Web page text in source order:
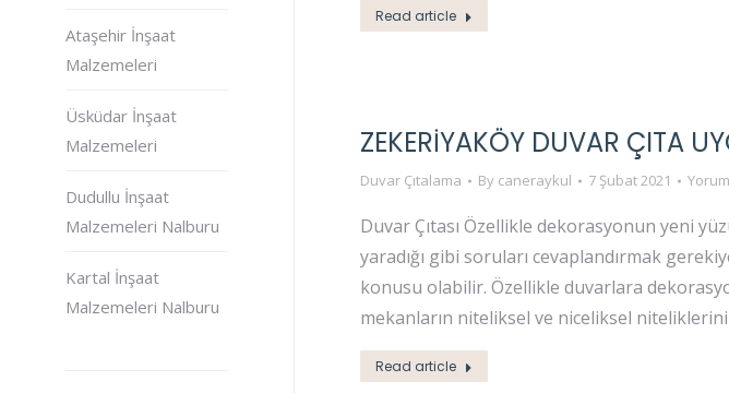
Read article
ZEKERIYAKÖY DUVAR ÇITA
Duvar Çıtalama By caneraykul 7 Şubat 2021
Duvar Çıtası Özellikle dekorasyonun yeni
yaradığı gibi soruları cevaplandırmak
konusu olabilir. Özellikle duvarlara
mekanların niteliksel ve niceliksel
Read article
Ataşehir İnşaat
Malzemeleri
Üsküdar İnşaat
Malzemeleri
Dudullu İnşaat
Malzemeleri Nalburu
Kartal İnşaat
Malzemeleri Nalburu